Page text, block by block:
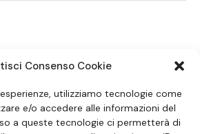
Consenso Cookie
utilizziamo tecnologie come
e/o accedere alle informazioni del
a queste tecnologie ci permetterà di
SEGUICI SUI SOCIAL